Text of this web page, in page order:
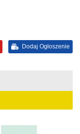
Dodaj Ogłoszenie